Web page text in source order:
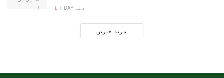
1 DAY پہلے
مزید خبریں